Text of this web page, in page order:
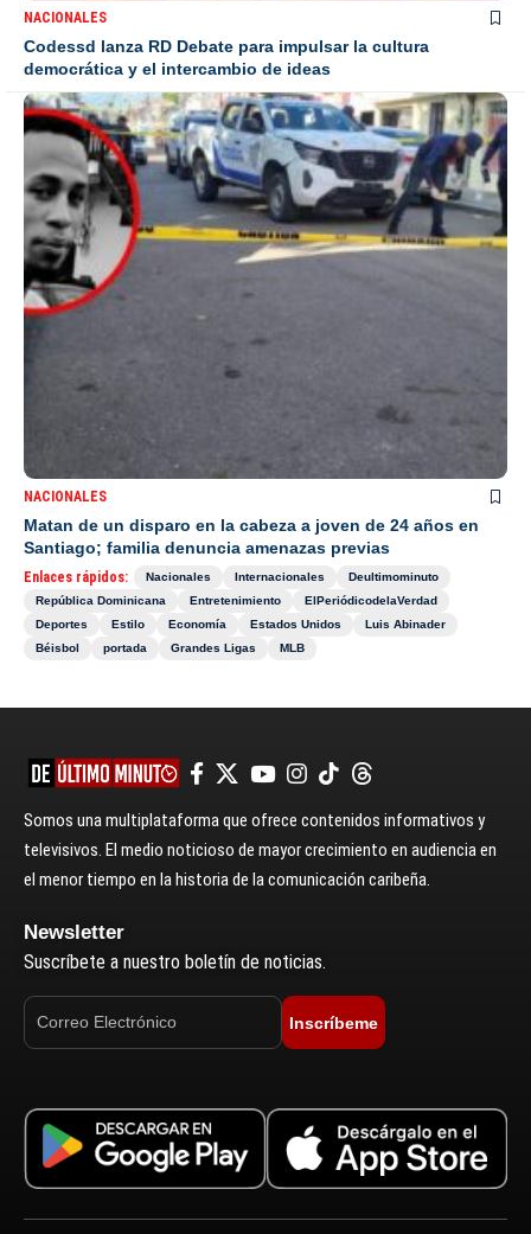
NACIONALES
Codessd lanza RD Debate para impulsar la cultura
democrática y el intercambio de ideas
NACIONALES
Matan de un disparo en la cabeza a joven de 24 años en
Santiago; familia denuncia amenazas previas
Enlaces rápidos: Nacionales Internacionales
Deultimominuto
República Dominicana
Entretenimiento
ElPeriódicodelaVerdad
Deportes
Estilo Economía Estados Unidos
Luis Abinader
Béisbol
portada Grandes Ligas MLB
Somos una multiplataforma que ofrece contenidos informativos y
televisivos. El medio noticioso de mayor crecimiento en audiencia en
el menor tiempo en la historia de la comunicación caribeña.
Newsletter
Suscríbete a nuestro boletín de noticias.
Inscríbeme